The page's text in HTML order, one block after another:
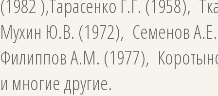
(1982 ),Тарасенко Г.Г. (1958),
Мухин Ю.В. (1972), Семенов
Филиппов А.М. (1977),
и многие другие.